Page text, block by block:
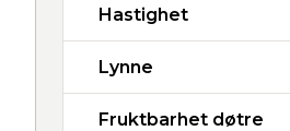
Hastighet
Lynne
Fruktbarhet døtre